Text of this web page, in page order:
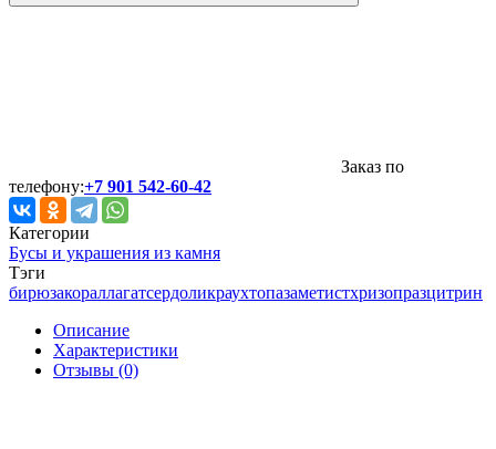
Заказ по
телефону:+7 901 542-60-42
Категории
Бусы и украшения из камня
Тэги
бирюзакораллагатсердоликраухтопазаметистхризопразцитрин
Описание
Характеристики
Отзывы (0)